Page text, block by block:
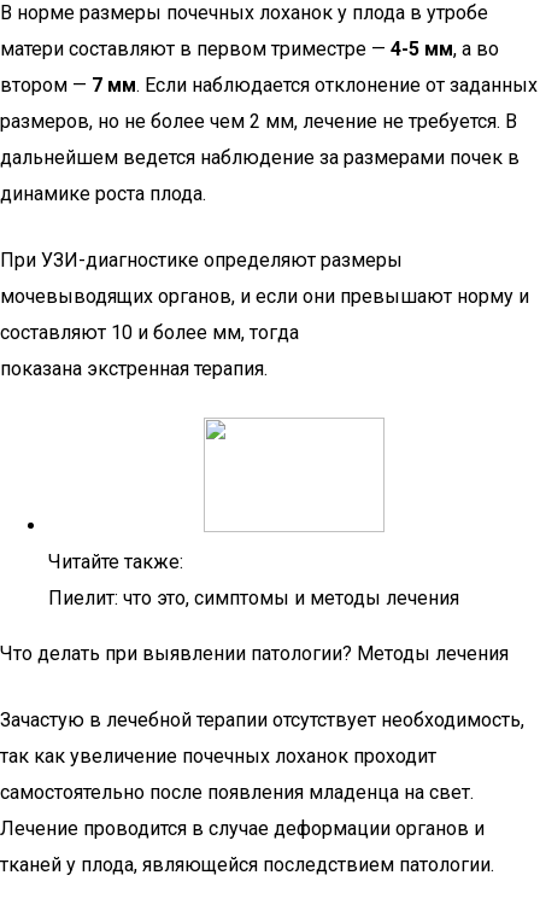
В норме размеры почечных лоханок у плода в утробе
матери составляют в первом триместре — 4-5 мм, а во
втором — 7 мм. Если наблюдается отклонение от заданных
размеров, но не более чем 2 мм, лечение не требуется. В
дальнейшем ведется наблюдение за размерами почек в
динамике роста плода.
При УЗИ-диагностике определяют размеры
мочевыводящих органов, и если они превышают норму и
составляют 10 и более мм, тогда
показана экстренная терапия.
Читайте также:
Пиелит: что это, симптомы и методы лечения
Что делать при выявлении патологии? Методы лечения
Зачастую в лечебной терапии отсутствует необходимость,
так как увеличение почечных лоханок проходит
самостоятельно после появления младенца на свет.
Лечение проводится в случае деформации органов и
тканей у плода, являющейся последствием патологии.